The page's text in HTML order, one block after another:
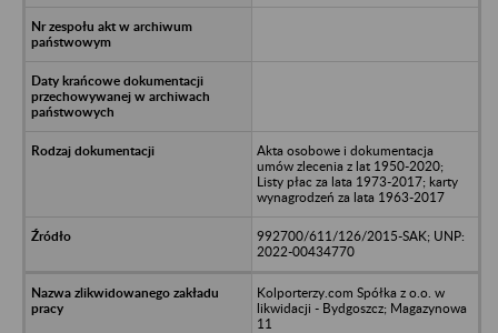
Akta osobowe i dokumentacja
umów zlecenia z lat 1950-2020;
Listy płac za lata 1973-2017; karty
wynagrodzeń za lata 1963-2017
992700/611/126/2015-SAK; UNP:
2022-00434770
Kolporterzy.com Spółka z o.o. w
likwidacji - Bydgoszcz; Magazynowa
11